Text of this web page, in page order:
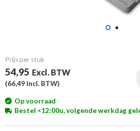
Prijs per stuk
54,95 Excl. BTW
(66,49 Incl. BTW)
Op voorraad
Bestel <12:00u, volgende werkdag